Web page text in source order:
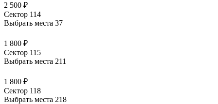
2 500 ₽
Сектор 114
Выбрать места 37
1 800 ₽
Сектор 115
Выбрать места 211
1 800 ₽
Сектор 118
Выбрать места 218